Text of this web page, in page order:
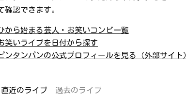
確認できます。
から始まる芸人・お笑いコンビ一覧
笑いライブを日付から探す
ピンタンパンの公式プロフィールを見る（外部サイト
直近のライブ 過去のライブ